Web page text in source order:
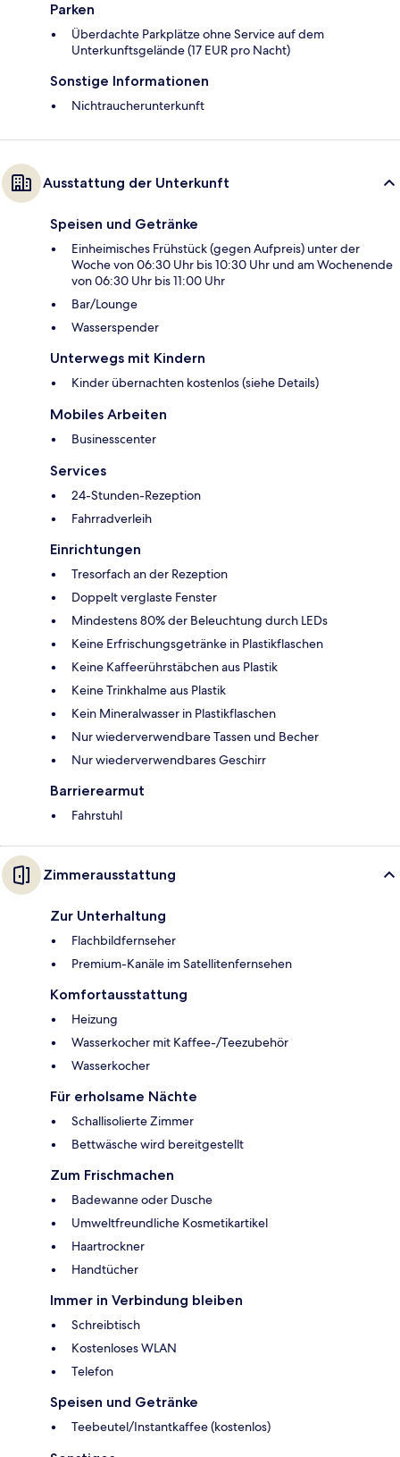
Parken
Überdachte Parkplätze ohne Service auf dem
Unterkunftsgelände (17 EUR pro Nacht)
Sonstige Informationen
Nichtraucherunterkunft
Ausstattung der Unterkunft
Speisen und Getränke
Einheimisches Frühstück (gegen Aufpreis) unter der
Woche von 06:30 Uhr bis 10:30 Uhr und am Wochenende
von 06:30 Uhr bis 11:00 Uhr
Bar/Lounge
Wasserspender
Unterwegs mit Kindern
Kinder übernachten kostenlos (siehe Details)
Mobiles Arbeiten
Businesscenter
Services
24-Stunden-Rezeption
Fahrradverleih
Einrichtungen
Tresorfach an der Rezeption
Doppelt verglaste Fenster
Mindestens 80% der Beleuchtung durch LEDs
Keine Erfrischungsgetränke in Plastikflaschen
Keine Kaffeerührstäbchen aus Plastik
Keine Trinkhalme aus Plastik
Kein Mineralwasser in Plastikflaschen
Nur wiederverwendbare Tassen und Becher
Nur wiederverwendbares Geschirr
Barrierearmut
Fahrstuhl
Zimmerausstattung
Zur Unterhaltung
Flachbildfernseher
Premium-Kanäle im Satellitenfernsehen
Komfortausstattung
Heizung
Wasserkocher mit Kaffee-/Teezubehör
Wasserkocher
Für erholsame Nächte
Schallisolierte Zimmer
Bettwäsche wird bereitgestellt
Zum Frischmachen
Badewanne oder Dusche
Umweltfreundliche Kosmetikartikel
Haartrockner
Handtücher
Immer in Verbindung bleiben
Schreibtisch
Kostenloses WLAN
Telefon
Speisen und Getränke
Teebeutel/Instantkaffee (kostenlos)